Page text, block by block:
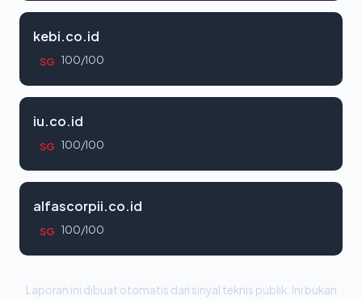
kebi.co.id
SG 100/100
iu.co.id
SG 100/100
alfascorpii.co.id
SG 100/100
Laporan ini dibuat otomatis dari sinyal teknis publik. Ini bukan